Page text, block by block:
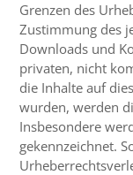
Grenzen des
Zustimmung des
Downloads und
privaten, nicht
die Inhalte auf
wurden, werden
Insbesondere
gekennzeichnet.